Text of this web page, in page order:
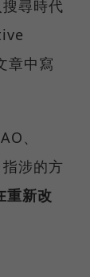
尋時代
章中寫
、
涉的方
重新改